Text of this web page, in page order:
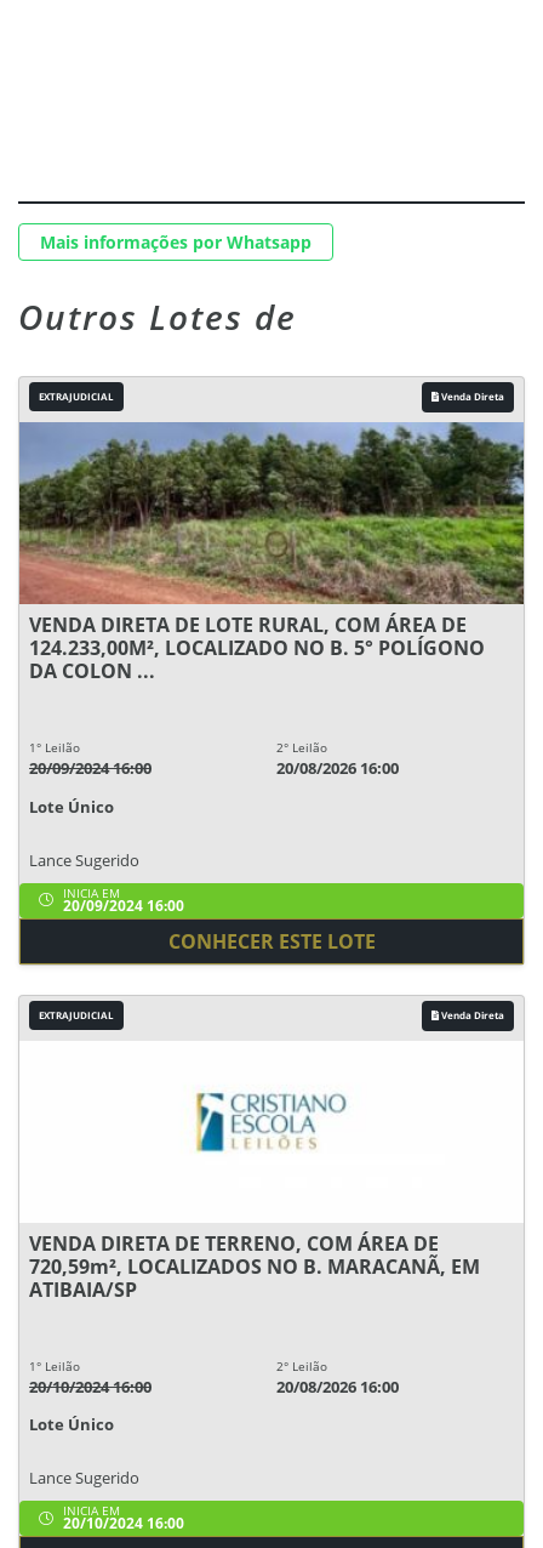
Mais informações por Whatsapp
Outros Lotes de
EXTRAJUDICIAL Venda Direta
VENDA DIRETA DE LOTE RURAL, COM ÁREA DE
124.233,00M², LOCALIZADO NO B. 5° POLÍGONO
DA COLON ...
1° Leilão
20/09/2024 16:00
2° Leilão
20/08/2026 16:00
Lote Único
Lance Sugerido
INICIA EM
20/09/2024 16:00
CONHECER ESTE LOTE
EXTRAJUDICIAL Venda Direta
VENDA DIRETA DE TERRENO, COM ÁREA DE
720,59m², LOCALIZADOS NO B. MARACANÃ, EM
ATIBAIA/SP
1° Leilão
20/10/2024 16:00
2° Leilão
20/08/2026 16:00
Lote Único
Lance Sugerido
INICIA EM
20/10/2024 16:00